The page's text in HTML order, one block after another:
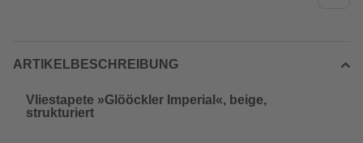
ARTIKELBESCHREIBUNG
Vliestapete »Glööckler Imperial«, beige,
strukturiert